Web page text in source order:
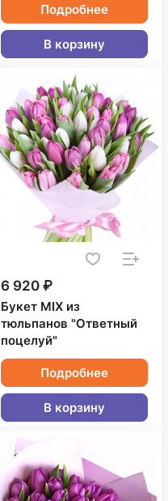
Подробнее
В корзину
6 920 ₽
Букет MIX из
тюльпанов "Ответный
поцелуй"
Подробнее
В корзину